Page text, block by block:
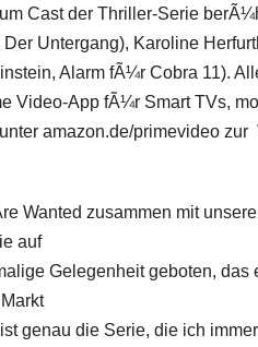
Cast der Thriller-Serie
Untergang), Karoline
Alarm fÃ¼r Cobra 11).
Video-App fÃ¼r Smart TVs,
amazon.de/primevideo zur
Wanted zusammen mit
auf
Gelegenheit geboten, das
genau die Serie, die ich